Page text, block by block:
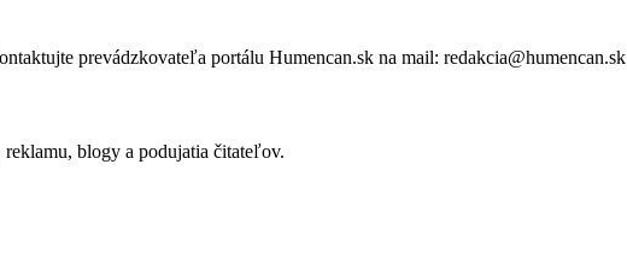
prevádzkovateľa portálu Humencan.sk na mail: redakcia@humencan.sk
blogy a podujatia čitateľov.